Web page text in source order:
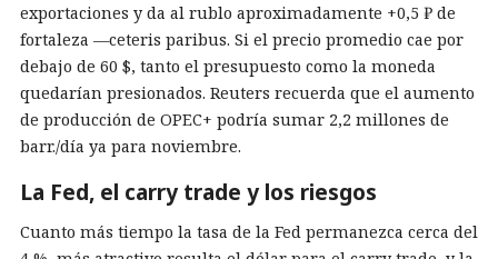
exportaciones y da al rublo aproximadamente +0,5 ₽ de
fortaleza —ceteris paribus. Si el precio promedio cae por
debajo de 60 $, tanto el presupuesto como la moneda
quedarían presionados. Reuters recuerda que el aumento
de producción de OPEC+ podría sumar 2,2 millones de
barr./día ya para noviembre.
La Fed, el carry trade y los riesgos
Cuanto más tiempo la tasa de la Fed permanezca cerca del